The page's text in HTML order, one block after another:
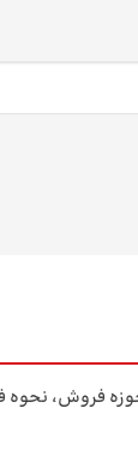
فروش، نحوه